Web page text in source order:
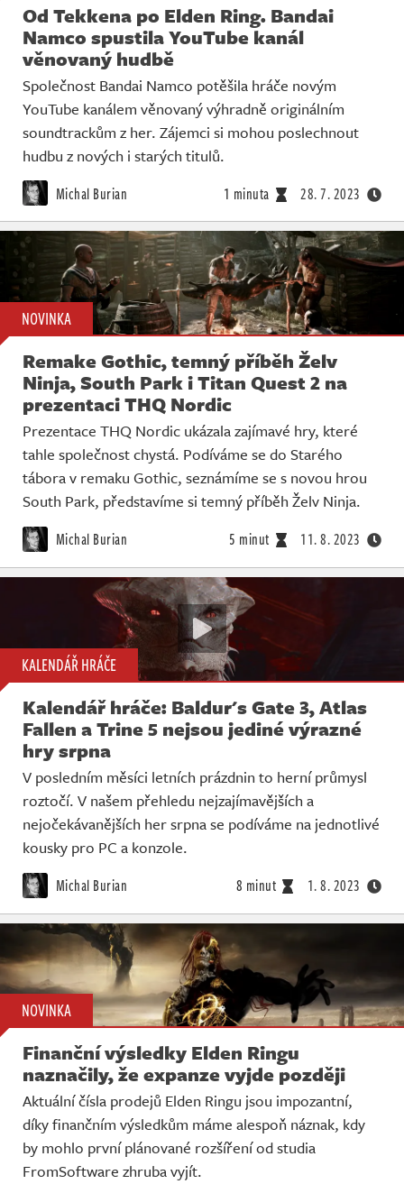
Od Tekkena po Elden Ring. Bandai
Namco spustila YouTube kanál
věnovaný hudbě
Společnost Bandai Namco potěšila hráče novým
YouTube kanálem věnovaný výhradně originálním
soundtrackům z her. Zájemci si mohou poslechnout
hudbu z nových i starých titulů.
Michal Burian 1 minuta 28. 7. 2023
NOVINKA
Remake Gothic, temný příběh Želv
Ninja, South Park i Titan Quest 2 na
prezentaci THQ Nordic
Prezentace THQ Nordic ukázala zajímavé hry, které
tahle společnost chystá. Podíváme se do Starého
tábora v remaku Gothic, seznámíme se s novou hrou
South Park, představíme si temný příběh Želv Ninja.
Michal Burian 5 minut 11. 8. 2023
KALENDÁŘ HRÁČE
Kalendář hráče: Baldur's Gate 3, Atlas
Fallen a Trine 5 nejsou jediné výrazné
hry srpna
V posledním měsíci letních prázdnin to herní průmysl
roztočí. V našem přehledu nejzajímavějších a
nejočekávanějších her srpna se podíváme na jednotlivé
kousky pro PC a konzole.
Michal Burian 8 minut 1. 8. 2023
NOVINKA
Finanční výsledky Elden Ringu
naznačily, že expanze vyjde později
Aktuální čísla prodejů Elden Ringu jsou impozantní,
díky finančním výsledkům máme alespoň náznak, kdy
by mohlo první plánované rozšíření od studia
FromSoftware zhruba vyjít.